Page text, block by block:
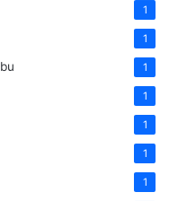
1
1
1
1
1
1
1